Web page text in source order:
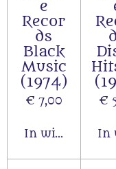
e
Recor
ds
Black
Music
(1974)
€ 7,00
In
€
In